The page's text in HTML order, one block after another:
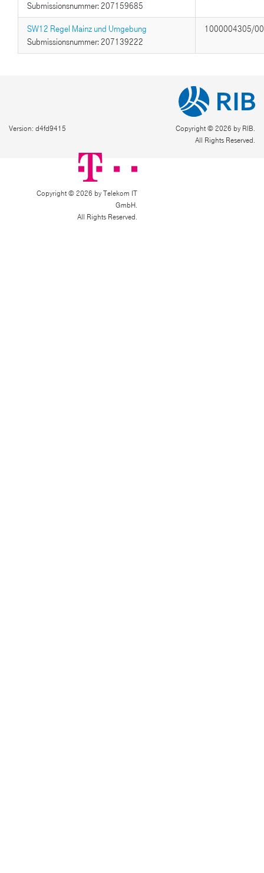
Submissionsnummer: 207159685
SW12 Regel Mainz und Umgebung
Submissionsnummer: 207139222
1000004305/
Version: d4fd9415
Copyright © 2026 by RIB.
All Rights Reserved.
Copyright © 2026 by Telekom IT
GmbH.
All Rights Reserved.